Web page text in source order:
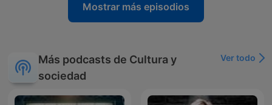
Mostrar más episodios
Más podcasts de Cultura y
sociedad
Ver todo